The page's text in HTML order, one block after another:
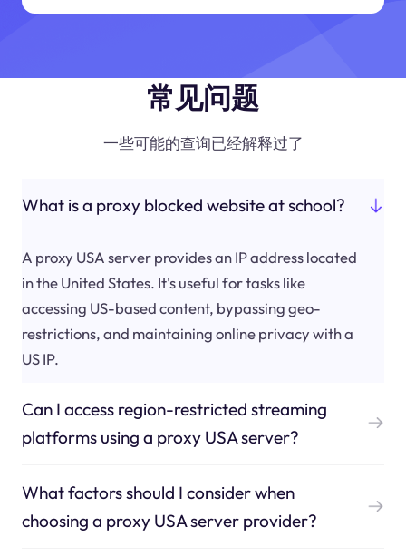
常见问题
一些可能的查询已经解释过了
What is a proxy blocked website at school?
A proxy USA server provides an IP address located
in the United States. It's useful for tasks like
accessing US-based content, bypassing geo-
restrictions, and maintaining online privacy with a
US IP.
Can I access region-restricted streaming
platforms using a proxy USA server?
What factors should I consider when
choosing a proxy USA server provider?